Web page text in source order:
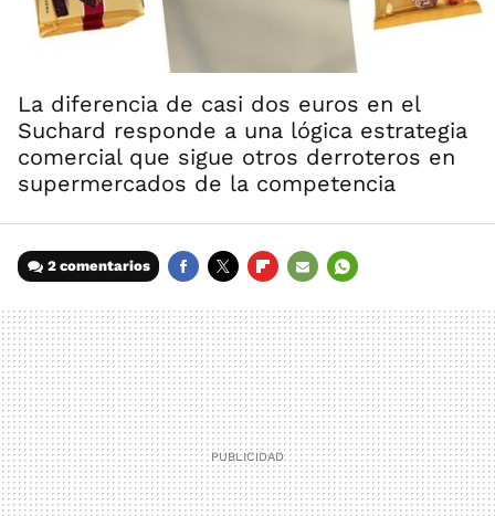
La diferencia de casi dos euros en el
Suchard responde a una lógica estrategia
comercial que sigue otros derroteros en
supermercados de la competencia
2 comentarios
MAIL